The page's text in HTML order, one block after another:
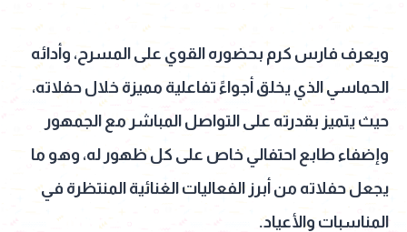
ويعرف فارس كرم بحضوره القوي على المسرح، وأدائه
الحماسي الذي يخلق أجواءً تفاعلية مميزة خلال حفلاته،
حيث يتميز بقدرته على التواصل المباشر مع الجمهور
وإضفاء طابع احتفالي خاص على كل ظهور له، وهو ما
يجعل حفلاته من أبرز الفعاليات الغنائية المنتظرة في
المناسبات والأعياد.